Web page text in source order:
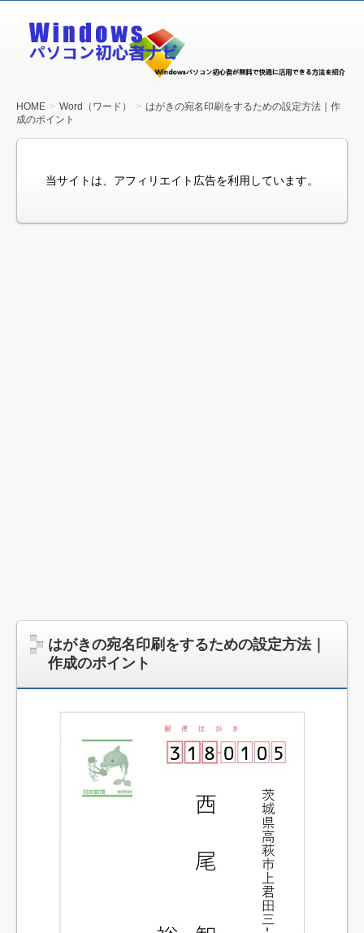
Windows
パソコン
HOME Word（ワード）
はがきの宛名印刷をするための設定方法｜作
成のポイント
当サイトは、アフィリエイト広告を利用しています。
はがきの宛名印刷をするための設定方法｜
作成のポイント